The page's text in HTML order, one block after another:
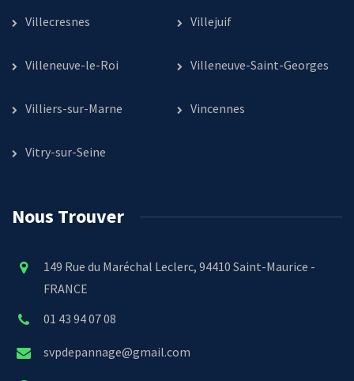
Villecresnes Villejuif
Villeneuve-le-Roi Villeneuve-Saint-Georges
Villiers-sur-Marne Vincennes
Vitry-sur-Seine
Nous Trouver
149 Rue du Maréchal Leclerc, 94410 Saint-Maurice -
FRANCE
01 43 94 07 08
svpdepannage@gmail.com